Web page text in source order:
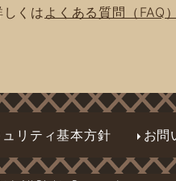
くは よくある質問（FAQ）
リティ基本方針 お問